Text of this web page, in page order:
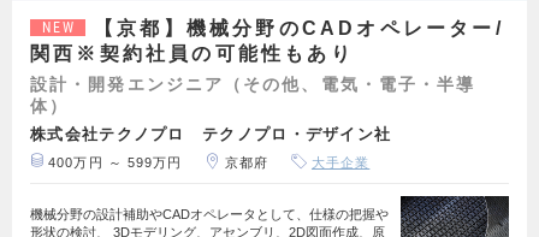
NEW
【京都】機械分野のCADオペレーター/
関西※契約社員の可能性もあり
設計・開発エンジニア（その他、電気・電子・半導
体）
株式会社テクノプロ テクノプロ・デザイン社
400万円 ～ 599万円 京都府 大手企業
機械分野の設計補助やCADオペレータとして、仕様の把握や
形状の検討、 3Dモデリング、アセンブリ、2D図面作成、原